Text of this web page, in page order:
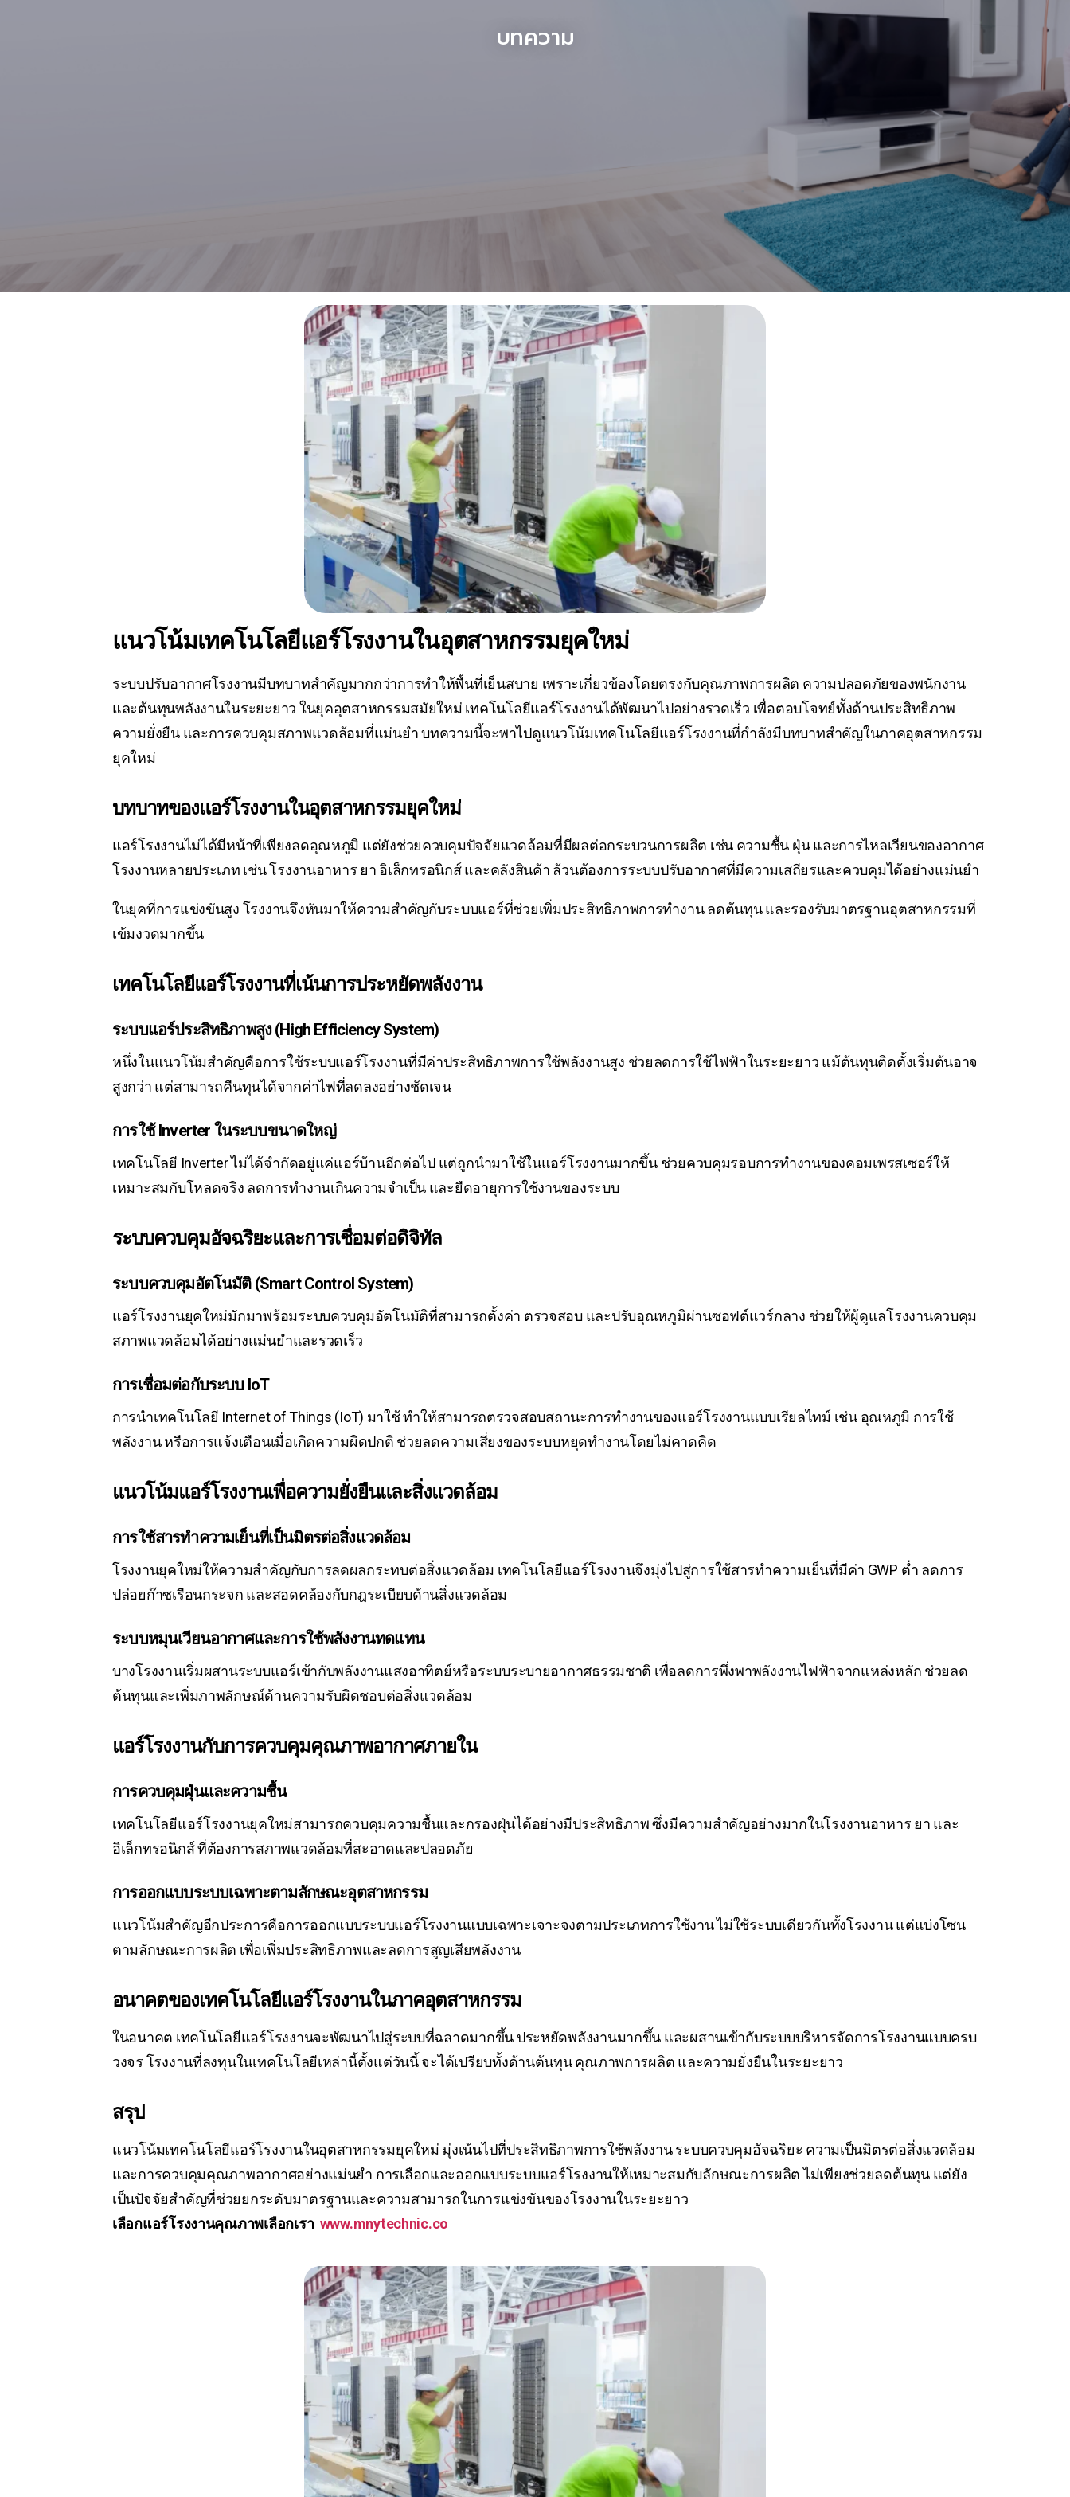
บทความ
แนวโน้มเทคโนโลยีแอร์โรงงานในอุตสาหกรรมยุคใหม่
ระบบปรับอากาศโรงงานมีบทบาทสำคัญมากกว่าการทำให้พื้นที่เย็นสบาย เพราะเกี่ยวข้องโดยตรงกับคุณภาพการผลิต ความปลอดภัยของพนักงาน
และต้นทุนพลังงานในระยะยาว ในยุคอุตสาหกรรมสมัยใหม่ เทคโนโลยีแอร์โรงงานได้พัฒนาไปอย่างรวดเร็ว เพื่อตอบโจทย์ทั้งด้านประสิทธิภาพ
ความยั่งยืน และการควบคุมสภาพแวดล้อมที่แม่นยำ บทความนี้จะพาไปดูแนวโน้มเทคโนโลยีแอร์โรงงานที่กำลังมีบทบาทสำคัญในภาคอุตสาหกรรม
ยุคใหม่
บทบาทของแอร์โรงงานในอุตสาหกรรมยุคใหม่
แอร์โรงงานไม่ได้มีหน้าที่เพียงลดอุณหภูมิ แต่ยังช่วยควบคุมปัจจัยแวดล้อมที่มีผลต่อกระบวนการผลิต เช่น ความชื้น ฝุ่น และการไหลเวียนของอากาศ
โรงงานหลายประเภท เช่น โรงงานอาหาร ยา อิเล็กทรอนิกส์ และคลังสินค้า ล้วนต้องการระบบปรับอากาศที่มีความเสถียรและควบคุมได้อย่างแม่นยำ
ในยุคที่การแข่งขันสูง โรงงานจึงหันมาให้ความสำคัญกับระบบแอร์ที่ช่วยเพิ่มประสิทธิภาพการทำงาน ลดต้นทุน และรองรับมาตรฐานอุตสาหกรรมที่
เข้มงวดมากขึ้น
เทคโนโลยีแอร์โรงงานที่เน้นการประหยัดพลังงาน
ระบบแอร์ประสิทธิภาพสูง (High Efficiency System)
หนึ่งในแนวโน้มสำคัญคือการใช้ระบบแอร์โรงงานที่มีค่าประสิทธิภาพการใช้พลังงานสูง ช่วยลดการใช้ไฟฟ้าในระยะยาว แม้ต้นทุนติดตั้งเริ่มต้นอาจ
สูงกว่า แต่สามารถคืนทุนได้จากค่าไฟที่ลดลงอย่างชัดเจน
การใช้ Inverter ในระบบขนาดใหญ่
เทคโนโลยี Inverter ไม่ได้จำกัดอยู่แค่แอร์บ้านอีกต่อไป แต่ถูกนำมาใช้ในแอร์โรงงานมากขึ้น ช่วยควบคุมรอบการทำงานของคอมเพรสเซอร์ให้
เหมาะสมกับโหลดจริง ลดการทำงานเกินความจำเป็น และยืดอายุการใช้งานของระบบ
ระบบควบคุมอัจฉริยะและการเชื่อมต่อดิจิทัล
ระบบควบคุมอัตโนมัติ (Smart Control System)
แอร์โรงงานยุคใหม่มักมาพร้อมระบบควบคุมอัตโนมัติที่สามารถตั้งค่า ตรวจสอบ และปรับอุณหภูมิผ่านซอฟต์แวร์กลาง ช่วยให้ผู้ดูแลโรงงานควบคุม
สภาพแวดล้อมได้อย่างแม่นยำและรวดเร็ว
การเชื่อมต่อกับระบบ IoT
การนำเทคโนโลยี Internet of Things (IoT) มาใช้ ทำให้สามารถตรวจสอบสถานะการทำงานของแอร์โรงงานแบบเรียลไทม์ เช่น อุณหภูมิ การใช้
พลังงาน หรือการแจ้งเตือนเมื่อเกิดความผิดปกติ ช่วยลดความเสี่ยงของระบบหยุดทำงานโดยไม่คาดคิด
แนวโน้มแอร์โรงงานเพื่อความยั่งยืนและสิ่งแวดล้อม
การใช้สารทำความเย็นที่เป็นมิตรต่อสิ่งแวดล้อม
โรงงานยุคใหม่ให้ความสำคัญกับการลดผลกระทบต่อสิ่งแวดล้อม เทคโนโลยีแอร์โรงงานจึงมุ่งไปสู่การใช้สารทำความเย็นที่มีค่า GWP ต่ำ ลดการ
ปล่อยก๊าซเรือนกระจก และสอดคล้องกับกฎระเบียบด้านสิ่งแวดล้อม
ระบบหมุนเวียนอากาศและการใช้พลังงานทดแทน
บางโรงงานเริ่มผสานระบบแอร์เข้ากับพลังงานแสงอาทิตย์หรือระบบระบายอากาศธรรมชาติ เพื่อลดการพึ่งพาพลังงานไฟฟ้าจากแหล่งหลัก ช่วยลด
ต้นทุนและเพิ่มภาพลักษณ์ด้านความรับผิดชอบต่อสิ่งแวดล้อม
แอร์โรงงานกับการควบคุมคุณภาพอากาศภายใน
การควบคุมฝุ่นและความชื้น
เทคโนโลยีแอร์โรงงานยุคใหม่สามารถควบคุมความชื้นและกรองฝุ่นได้อย่างมีประสิทธิภาพ ซึ่งมีความสำคัญอย่างมากในโรงงานอาหาร ยา และ
อิเล็กทรอนิกส์ ที่ต้องการสภาพแวดล้อมที่สะอาดและปลอดภัย
การออกแบบระบบเฉพาะตามลักษณะอุตสาหกรรม
แนวโน้มสำคัญอีกประการคือการออกแบบระบบแอร์โรงงานแบบเฉพาะเจาะจงตามประเภทการใช้งาน ไม่ใช้ระบบเดียวกันทั้งโรงงาน แต่แบ่งโซน
ตามลักษณะการผลิต เพื่อเพิ่มประสิทธิภาพและลดการสูญเสียพลังงาน
อนาคตของเทคโนโลยีแอร์โรงงานในภาคอุตสาหกรรม
ในอนาคต เทคโนโลยีแอร์โรงงานจะพัฒนาไปสู่ระบบที่ฉลาดมากขึ้น ประหยัดพลังงานมากขึ้น และผสานเข้ากับระบบบริหารจัดการโรงงานแบบครบ
วงจร โรงงานที่ลงทุนในเทคโนโลยีเหล่านี้ตั้งแต่วันนี้ จะได้เปรียบทั้งด้านต้นทุน คุณภาพการผลิต และความยั่งยืนในระยะยาว
สรุป
แนวโน้มเทคโนโลยีแอร์โรงงานในอุตสาหกรรมยุคใหม่ มุ่งเน้นไปที่ประสิทธิภาพการใช้พลังงาน ระบบควบคุมอัจฉริยะ ความเป็นมิตรต่อสิ่งแวดล้อม
และการควบคุมคุณภาพอากาศอย่างแม่นยำ การเลือกและออกแบบระบบแอร์โรงงานให้เหมาะสมกับลักษณะการผลิต ไม่เพียงช่วยลดต้นทุน แต่ยัง
เป็นปัจจัยสำคัญที่ช่วยยกระดับมาตรฐานและความสามารถในการแข่งขันของโรงงานในระยะยาว
เลือกแอร์โรงงานคุณภาพเลือกเรา www.mnytechnic.co